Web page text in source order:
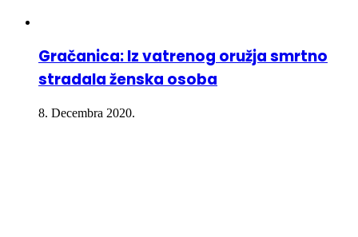
Gračanica: Iz vatrenog oružja smrtno
stradala ženska osoba
8. Decembra 2020.